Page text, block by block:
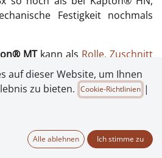
Festigkeit nochmals
MTkann als Rolle, Zuschnitt
werden. Eine selbstklebende
von Laminaten mit
ebenfalls möglich.
Kapton® MT Polyimidfolien:
Eigenschaften und die
auf dieser Website, um Ihnen
zu bieten. Cookie-Richtlinien |
Alle ablehnen Ich stimme zu